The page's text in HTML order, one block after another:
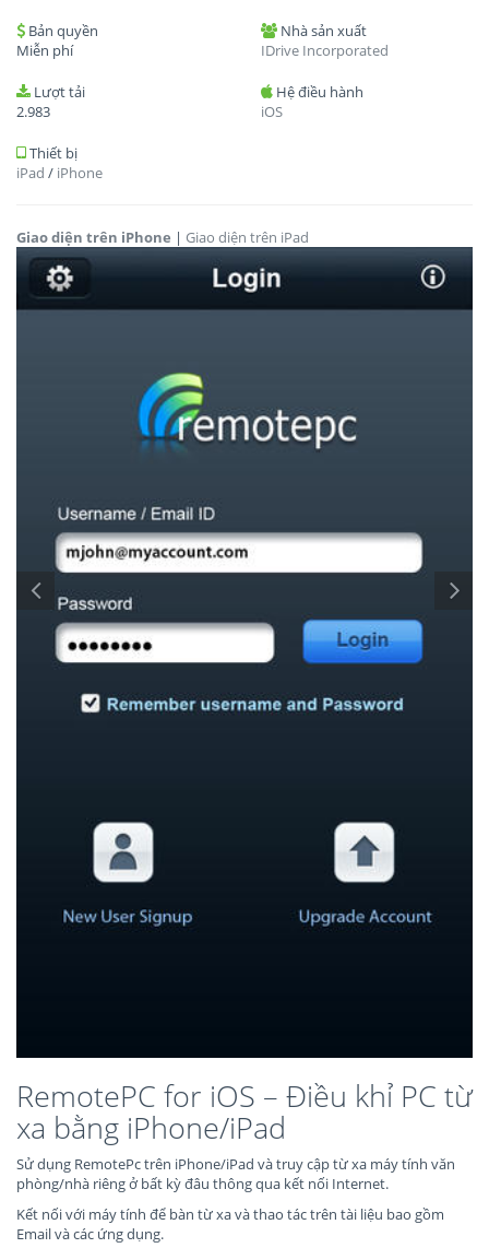
Bản quyền
Miễn phí
Nhà sản xuất
IDrive Incorporated
Lượt tải
2.983
Hệ điều hành
iOS
Thiết bị
iPad / iPhone
Giao diện trên iPhone | Giao diện trên iPad
RemotePC for iOS – Điều khỉ PC từ
xa bằng iPhone/iPad
Sử dụng RemotePc trên iPhone/iPad và truy cập từ xa máy tính văn
phòng/nhà riêng ở bất kỳ đâu thông qua kết nối Internet.
Kết nối với máy tính để bàn từ xa và thao tác trên tài liệu bao gồm
Email và các ứng dụng.